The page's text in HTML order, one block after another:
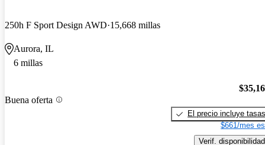
250h F Sport Design AWD 15,668 millas
Aurora, IL
6 millas
Buena oferta
El precio incluye tasas
$661/mes
Verif. disponibilidad